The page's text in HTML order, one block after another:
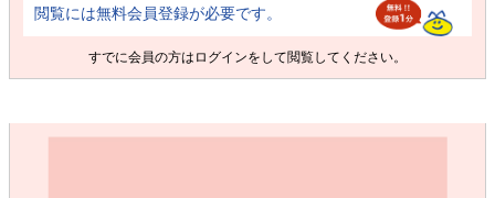
閲覧には無料会員登録が必要です。
すでに会員の方は ログインをして閲覧してください。